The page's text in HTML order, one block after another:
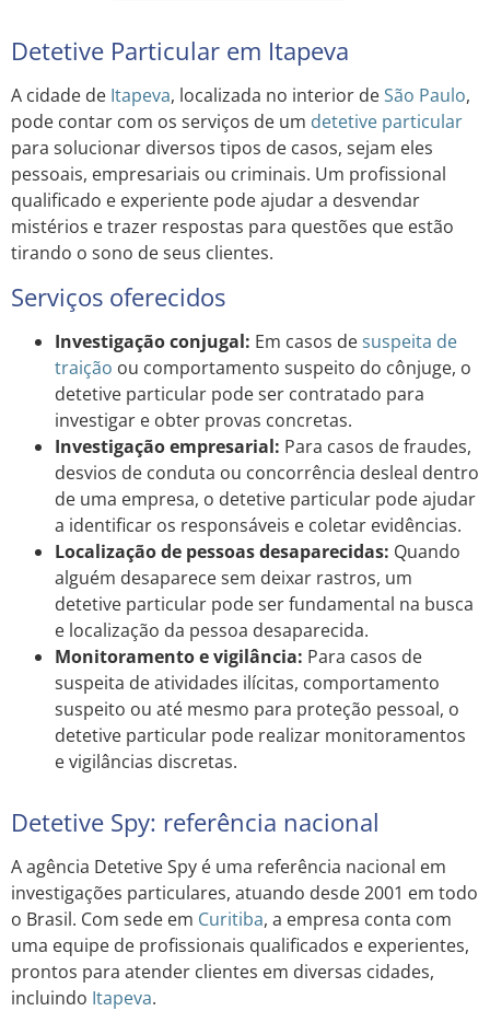
Detetive Particular em Itapeva
A cidade de Itapeva, localizada no interior deSão Paulo,
pode contar com os serviços de um detetive particular
para solucionar diversos tipos de casos, sejam eles
pessoais, empresariais ou criminais. Um profissional
qualificado e experiente pode ajudar a desvendar
mistérios e trazer respostas para questões que estão
tirando o sono de seus clientes.
Serviços oferecidos
Investigação conjugal: Em casos desuspeita de
traição ou comportamento suspeito do cônjuge, o
detetive particular pode ser contratado para
investigar e obter provas concretas.
Investigação empresarial: Para casos de fraudes,
desvios de conduta ou concorrência desleal dentro
de uma empresa, o detetive particular pode ajudar
a identificar os responsáveis e coletar evidências.
Localização de pessoas desaparecidas: Quando
alguém desaparece sem deixar rastros, um
detetive particular pode ser fundamental na busca
e localização da pessoa desaparecida.
Monitoramento e vigilância: Para casos de
suspeita de atividades ilícitas, comportamento
suspeito ou até mesmo para proteção pessoal, o
detetive particular pode realizar monitoramentos
e vigilâncias discretas.
Detetive Spy: referência nacional
A agência Detetive Spy é uma referência nacional em
investigações particulares, atuando desde 2001 em todo
o Brasil. Com sede em Curitiba, a empresa conta com
uma equipe de profissionais qualificados e experientes,
prontos para atender clientes em diversas cidades,
incluindo Itapeva.